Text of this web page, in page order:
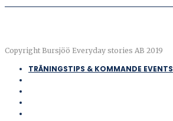
Copyright Bursjöö Everyday stories AB 2019
TRÄNINGSTIPS & KOMMANDE EVENTS